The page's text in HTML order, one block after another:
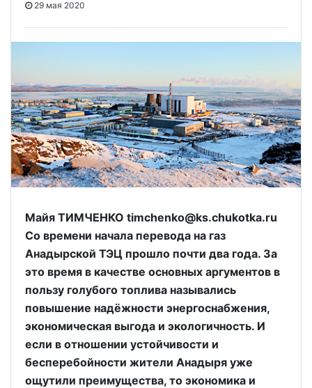
29 мая 2020
Майя ТИМЧЕНКО timchenko@ks.chukotka.ru
Со времени начала перевода на газ
Анадырской ТЭЦ прошло почти два года. За
это время в качестве основных аргументов в
пользу голубого топлива назывались
повышение надёжности энергоснабжения,
экономическая выгода и экологичность. И
если в отношении устойчивости и
бесперебойности жители Анадыря уже
ощутили преимущества, то экономика и